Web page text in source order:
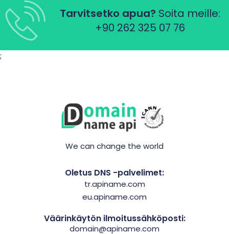
Tarvitsetko apua? Soita meille:
+90 262 325 07 76
;
We can change the world
Oletus DNS -palvelimet:
tr.apiname.com
eu.apiname.com
Väärinkäytön ilmoitussähköposti:
domain@apiname.com